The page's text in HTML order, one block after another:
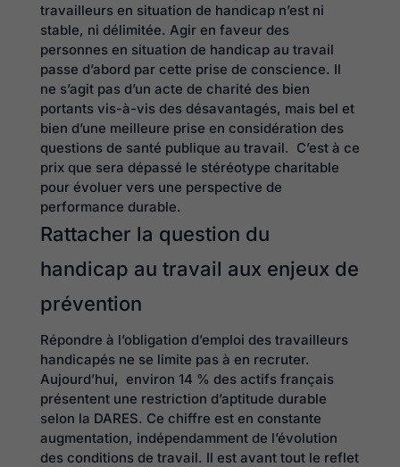
travailleurs en situation de handicap n’est ni
stable, ni délimitée. Agir en faveur des
personnes en situation de handicap au travail
passe d’abord par cette prise de conscience. Il
ne s’agit pas d’un acte de charité des bien
portants vis-à-vis des désavantagés, mais bel et
bien d’une meilleure prise en considération des
questions de santé publique au travail. C’est à ce
prix que sera dépassé le stéréotype charitable
pour évoluer vers une perspective de
performance durable.
Rattacher la question du
handicap au travail aux enjeux de
prévention
Répondre à l’obligation d’emploi des travailleurs
handicapés ne se limite pas à en recruter.
Aujourd’hui, environ 14 % des actifs français
présentent une restriction d’aptitude durable
selon la DARES. Ce chiffre est en constante
augmentation, indépendamment de l’évolution
des conditions de travail. Il est avant tout le reflet